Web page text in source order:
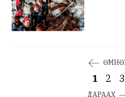
1 2 3
ДАРААХ